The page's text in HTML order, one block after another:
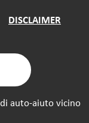
DISCLAIMER
di auto-aiuto vicino